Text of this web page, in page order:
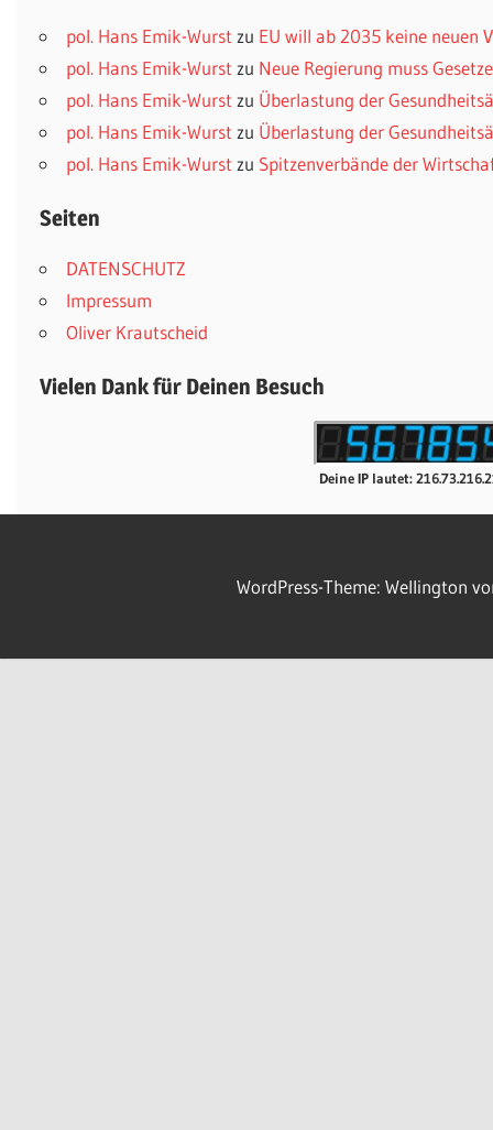
pol. Hans Emik-Wurst zu EU will ab 2035 keine neuen
pol. Hans Emik-Wurst zu Neue Regierung muss
pol. Hans Emik-Wurst zu Überlastung der
pol. Hans Emik-Wurst zu Überlastung der
pol. Hans Emik-Wurst zu Spitzenverbände der
Seiten
DATENSCHUTZ
Impressum
Oliver Krautscheid
Vielen Dank für Deinen Besuch
Deine IP lautet:
WordPress-Theme: Wellington